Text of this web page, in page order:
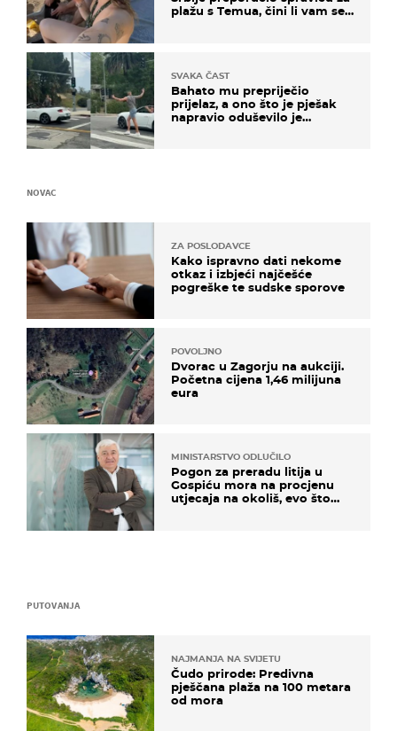
plažu s Temua, čini li vam se
SVAKA ČAST
Bahato mu prepriječio
prijelaz, a ono što je pješak
napravio oduševilo je
PUTOVANJA
NAJMANJA NA SVIJETU
Čudo prirode: Predivna
pješčana plaža na 100 metara
od mora
NOVAC
ZA POSLODAVCE
Kako ispravno dati nekome
otkaz i izbjeći najčešće
pogreške te sudske sporove
POVOLJNO
Dvorac u Zagorju na aukciji.
Početna cijena 1,46 milijuna
eura
MINISTARSTVO ODLUČILO
Pogon za preradu litija u
Gospiću mora na procjenu
utjecaja na okoliš, evo što